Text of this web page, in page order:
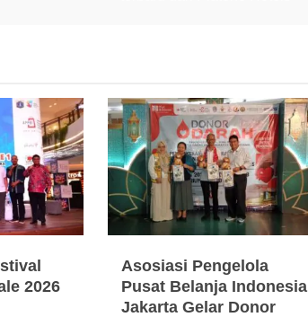
2026
Asosiasi Pengelola
Pusat Belanja Indonesia
Jakarta Gelar Donor